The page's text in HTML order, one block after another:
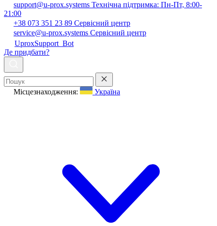
support@u-prox.systems Технічна підтримка: Пн-Пт, 8:00-
21:00
+38 073 351 23 89 Сервісний центр
service@u-prox.systems Сервісний центр
UproxSupport_Bot
Де придбати?
Місцезнаходження: Україна